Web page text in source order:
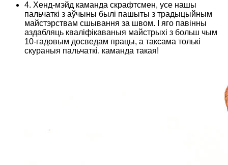
4. Хенд-мэйд каманда скрафтсмен, усе нашы
пальчаткі з аўчыны былі пашыты з традыцыйным
майстэрствам сшывання за швом. І яго павінны
аздабляць кваліфікаваныя майстрыхі з больш чым
10-гадовым досведам працы, а таксама толькі
скураныя пальчаткі. каманда такая!